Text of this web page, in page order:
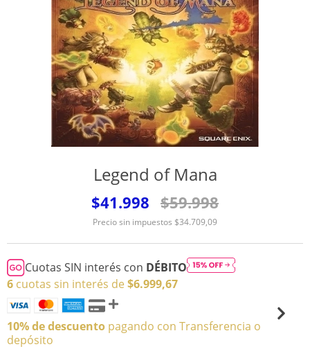
Legend of Mana
$41.998 $59.998
Precio sin impuestos $34.709,09
Cuotas SIN interés con DÉBITO
6 cuotas sin interés de $6.999,67
10% de descuento pagando con Transferencia o
depósito